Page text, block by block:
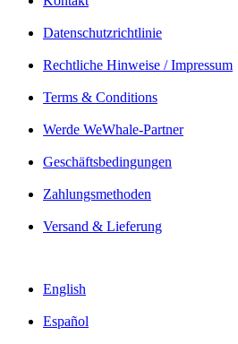
Datenschutzrichtlinie
Rechtliche Hinweise / Impressum
Terms & Conditions
Werde WeWhale-Partner
Geschäftsbedingungen
Zahlungsmethoden
Versand & Lieferung
English
Español